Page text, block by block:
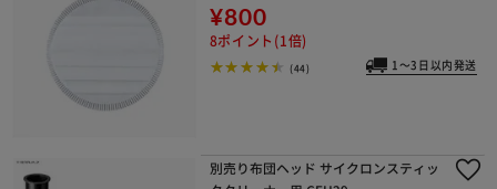
¥800
8ポイント(1倍)
(44) 1～3日以内発送
別売り布団ヘッド サイクロンスティッ